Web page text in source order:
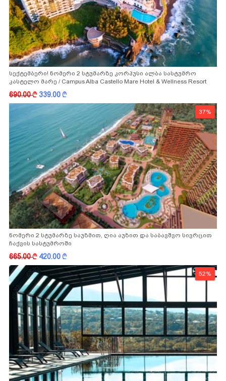
სექტემბერი! ნომერი 2 სტუმარზე კორპუსი ალბა სასტუმრო
კასტელო მარე / Campus Alba Castello Mare Hotel & Wellness Resort
-სგან!
690.00k 339.00k
37%
ნომერი 2 სტუმარზე საუზმით, ღია აუზით და საბავშვო სივრცით
ჩაქვის სასტუმროში
665.00k 420.00k
52%